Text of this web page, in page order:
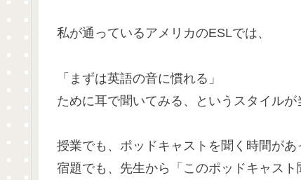
私が通っているアメリカのESLでは、
「まずは英語の音に慣れる」
ために耳で聞いてみる、というスタイルが
授業でも、ポッドキャストを聞く時間があ
宿題でも、先生から「このポッドキャスト